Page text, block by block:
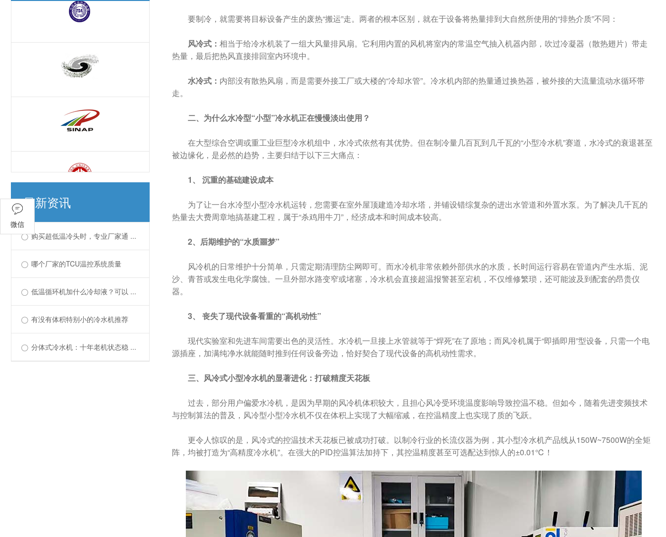
最新资讯
购买超低温冷头时，专业厂家通 ...
哪个厂家的TCU温控系统质量
低温循环机加什么冷却液？可以 ...
有没有体积特别小的冷水机推荐
分体式冷水机：十年老机状态稳 ...
要制冷，就需要将目标设备产生的废热“搬运”走。两者的根本区别，就在于设备将热量排到大自然所使用的“排热介质”不同：
风冷式： 相当于给冷水机装了一组大风量排风扇。它利用内置的风机将室内的常温空气抽入机器内部，吹过冷凝器（散热翅片）带走
热量，最后把热风直接排回室内环境中。
水冷式： 内部没有散热风扇，而是需要外接工厂或大楼的“冷却水管”。冷水机内部的热量通过换热器，被外接的大流量流动水循环带
走。
二、为什么水冷型“小型”冷水机正在慢慢淡出使用？
在大型综合空调或重工业巨型冷水机组中，水冷式依然有其优势。但在制冷量几百瓦到几千瓦的“小型冷水机”赛道，水冷式的衰退甚至
被边缘化，是必然的趋势，主要归结于以下三大痛点：
1、 沉重的基础建设成本
为了让一台水冷型小型冷水机运转，您需要在室外屋顶建造冷却水塔，并铺设错综复杂的进出水管道和外置水泵。为了解决几千瓦的
热量去大费周章地搞基建工程，属于“杀鸡用牛刀”，经济成本和时间成本较高。
2、后期维护的“水质噩梦”
风冷机的日常维护十分简单，只需定期清理防尘网即可。而水冷机非常依赖外部供水的水质，长时间运行容易在管道内产生水垢、泥
沙、青苔或发生电化学腐蚀。一旦外部水路变窄或堵塞，冷水机会直接超温报警甚至宕机，不仅维修繁琐，还可能波及到配套的昂贵仪
器。
3、 丧失了现代设备看重的“高机动性”
现代实验室和先进车间需要出色的灵活性。水冷机一旦接上水管就等于“焊死”在了原地；而风冷机属于“即插即用”型设备，只需一个电
源插座，加满纯净水就能随时推到任何设备旁边，恰好契合了现代设备的高机动性需求。
三、风冷式小型冷水机的显著进化：打破精度天花板
过去，部分用户偏爱水冷机，是因为早期的风冷机体积较大，且担心风冷受环境温度影响导致控温不稳。但如今，随着先进变频技术
与控制算法的普及，风冷型小型冷水机不仅在体积上实现了大幅缩减，在控温精度上也实现了质的飞跃。
更令人惊叹的是，风冷式的控温技术天花板已被成功打破。以制冷行业的长流仪器为例，其小型冷水机产品线从150W~7500W的全矩
阵，均被打造为“高精度冷水机”。在强大的PID控温算法加持下，其控温精度甚至可选配达到惊人的±0.01℃！
微信